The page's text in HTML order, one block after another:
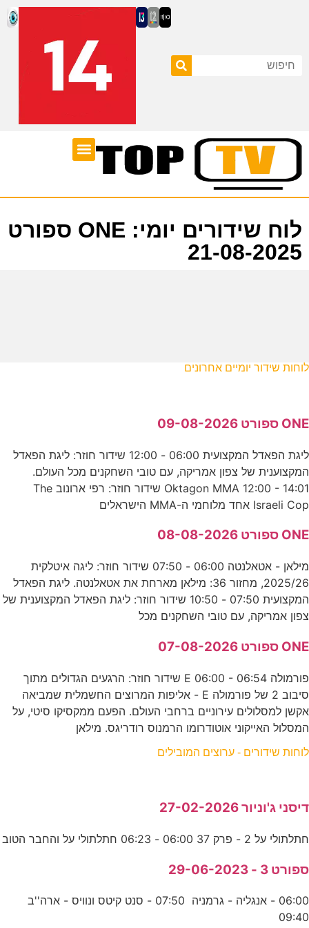
לוח שידורים יומי: ONE ספורט
21-08-2025
לוחות שידור יומיים אחרונים
ONE ספורט 09-08-2026
ליגת הפאדל המקצועית 06:00 - 12:00 שידור חוזר: ליגת הפאדל
המקצוענית של צפון אמריקה, עם טובי השחקנים מכל העולם.
Oktagon MMA 12:00 - 14:01 שידור חוזר: רפי ארונוב The
Israeli Cop אחד מלוחמי ה-MMA הישראלים
ONE ספורט 08-08-2026
מילאן - אטאלנטה 06:00 - 07:50 שידור חוזר: ליגה איטלקית
2025/26, מחזור 36: מילאן מארחת את אטאלנטה. ליגת הפאדל
המקצועית 07:50 - 10:50 שידור חוזר: ליגת הפאדל המקצוענית של
צפון אמריקה, עם טובי השחקנים מכל
ONE ספורט 07-08-2026
פורמולה E 06:00 - 06:54 שידור חוזר: הרגעים הגדולים מתוך
סיבוב 2 של פורמולה E - אליפות המרוצים החשמלית שמביאה
אקשן למסלולים עירוניים ברחבי העולם. הפעם ממקסיקו סיטי, על
המסלול האייקוני אוטודרומו הרמנוס רודריגס. מילאן
לוחות שידורים - ערוצים המובילים
דיסני ג'וניור 27-02-2026
חתלתולי על 2 - פרק 37 06:00 - 06:23 חתלתולי על והחבר הטוב
ספורט 3 - 29-06-2023
06:00 - אנגליה - גרמניה 07:50 - סנט קיטס ונוויס - ארה''ב
09:40